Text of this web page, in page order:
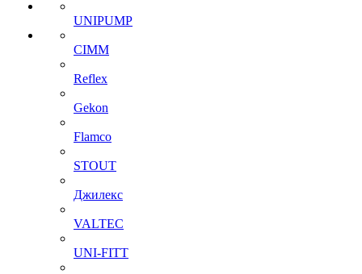
UNIPUMP
CIMM
Reflex
Gekon
Flamco
STOUT
Джилекс
VALTEC
UNI-FITT